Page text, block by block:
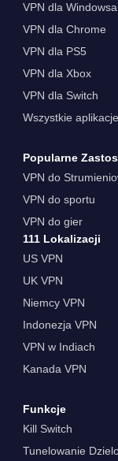
VPN dla Windowsa
VPN dla Chrome
VPN dla PS5
VPN dla Xbox
VPN dla Switch
Wszystkie aplikacje
Popularne
VPN do
VPN do sportu
VPN do gier
111 Lokalizacji
US VPN
UK VPN
Niemcy VPN
Indonezja VPN
VPN w Indiach
Kanada VPN
Funkcje
Kill Switch
Tunelowanie